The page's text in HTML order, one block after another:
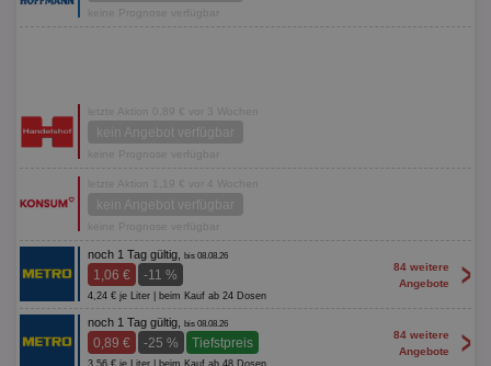
keine Prognose verfügbar
letzte Aktion 0,89 € vor 3 Wochen
kein Angebot verfügbar
keine Prognose verfügbar
letzte Aktion 1,19 € vor 4 Wochen
kein Angebot verfügbar
keine Prognose verfügbar
noch 1 Tag gültig, bis 08.08.26
1,06 € -11 %
4,24 € je Liter | beim Kauf ab 24 Dosen
84 weitere
Angebote
>
noch 1 Tag gültig, bis 08.08.26
0,89 € -25 % Tiefstpreis
3,56 € je Liter | beim Kauf ab 48 Dosen
84 weitere
Angebote
>